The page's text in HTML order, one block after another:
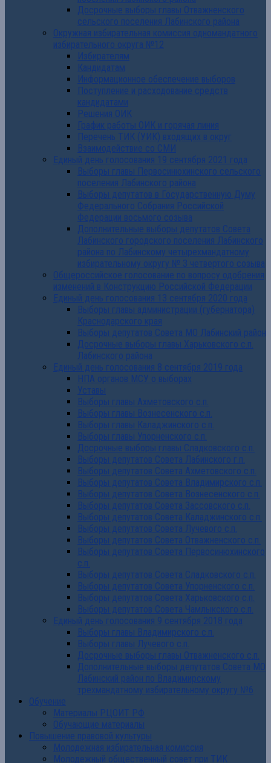
Досрочные выборы главы Отважненского
сельского поселения Лабинского района
Окружная избирательная комиссия одномандатного
избирательного округа №12
Избирателям
Кандидатам
Информационное обеспечение выборов
Поступление и расходование средств
кандидатами
Решения ОИК
График работы ОИК и горячая линия
Перечень ТИК (УИК) входящих в округ
Взаимодействие со СМИ
Единый день голосования 19 сентября 2021 года
Выборы главы Первосинюхинского сельского
поселения Лабинского района
Выборы депутатов в Государственную Думу
Федерального Собрания Российской
Федерации восьмого созыва
Дополнительные выборы депутатов Совета
Лабинского городского поселения Лабинского
района по Лабинскому четырехмандатному
избирательному округу № 3 четвертого созыва
Общероссийское голосование по вопросу одобрения
изменений в Конструкцию Российской Федерации
Единый день голосования 13 сентября 2020 года
Выборы главы администрации (губернатора)
Краснодарского края
Выборы депутатов Совета МО Лабинский район
Досрочные выборы главы Харьковского с.п.
Лабинского района
Единый день голосования 8 сентября 2019 года
НПА органов МСУ о выборах
Уставы
Выборы главы Ахметовского с.п.
Выборы главы Вознесенского с.п.
Выборы главы Каладжинского с.п.
Выборы главы Упорненского с.п.
Досрочные выборы главы Сладковского с.п.
Выборы депутатов Совета Лабинского г.п.
Выборы депутатов Совета Ахметовского с.п.
Выборы депутатов Совета Владимирского с.п.
Выборы депутатов Совета Вознесенского с.п.
Выборы депутатов Совета Зассовского с.п.
Выборы депутатов Совета Каладжинского с.п.
Выборы депутатов Совета Лучевого с.п.
Выборы депутатов Совета Отважненского с.п.
Выборы депутатов Совета Первосинюхинского
с.п.
Выборы депутатов Совета Сладковского с.п.
Выборы депутатов Совета Упорненского с.п.
Выборы депутатов Совета Харьковского с.п.
Выборы депутатов Совета Чамлыкского с.п.
Единый день голосования 9 сентября 2018 года
Выборы главы Владимирского с.п.
Выборы главы Лучевого с.п.
Досрочные выборы главы Отважненского с.п.
Дополнительные выборы депутатов Совета МО
Лабинский район по Владимирскому
трехмандатному избирательному округу №6
Обучение
Материалы РЦОИТ РФ
Обучающие материалы
Повышение правовой культуры
Молодежная избирательная комиссия
Молодежный общественный совет при ТИК